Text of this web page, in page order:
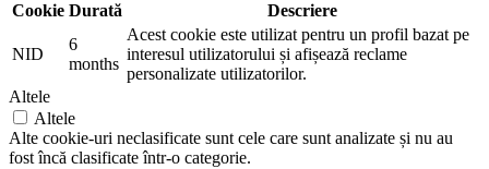
Cookie Durată Descriere
NID
6
months
Acest cookie este utilizat pentru un profil bazat pe
interesul utilizatorului și afișează reclame
personalizate utilizatorilor.
Altele
Altele
Alte cookie-uri neclasificate sunt cele care sunt analizate și nu au
fost încă clasificate într-o categorie.